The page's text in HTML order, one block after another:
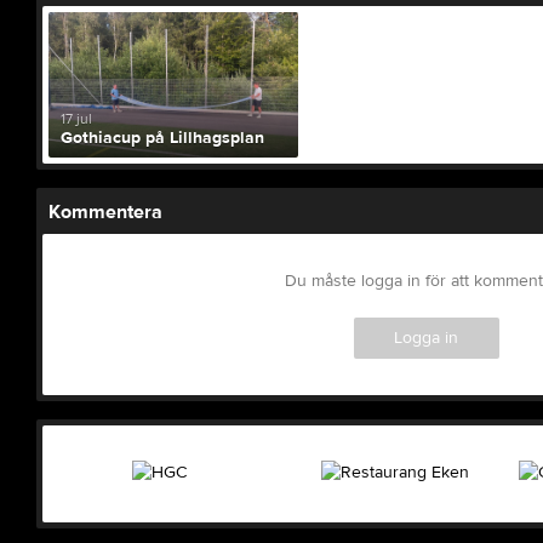
17 jul
Gothiacup på Lillhagsplan
Kommentera
Du måste logga in för att
Logga in